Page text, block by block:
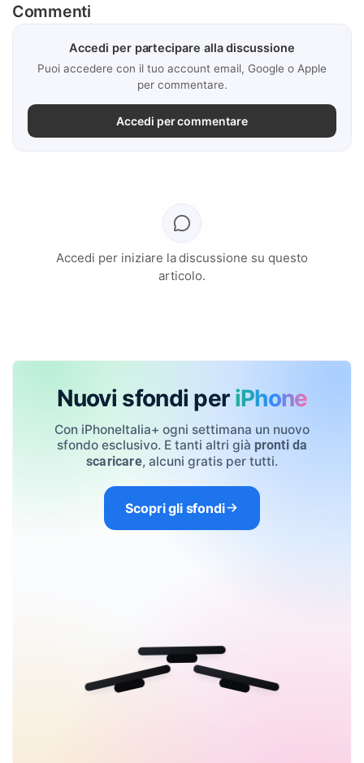
Commenti
Accedi per partecipare alla discussione
Puoi accedere con il tuo account email, Google o Apple
per commentare.
Accedi per commentare
Accedi per iniziare la discussione su questo
articolo.
Nuovi sfondi per iPhone
Con iPhoneItalia+ ogni settimana un nuovo
sfondo esclusivo. E tanti altri già pronti da
scaricare, alcuni gratis per tutti.
Scopri gli sfondi